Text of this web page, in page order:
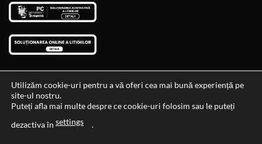
Data si ora ultimei actualizari al stocului si ale preturilor: 29-12-
Utilizăm cookie-uri pentru a vă oferi cea mai bună experiență pe
site-ul nostru.
Puteți afla mai multe despre ce cookie-uri folosim sau le puteți
dezactiva în settings .